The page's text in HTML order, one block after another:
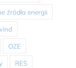
źródła energii
OZE
RES